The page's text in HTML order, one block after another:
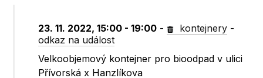
23. 11. 2022, 15:00 - 19:00 - kontejnery -
odkaz na událost
Velkoobjemový kontejner pro bioodpad v ulici
Přívorská x Hanzlíkova